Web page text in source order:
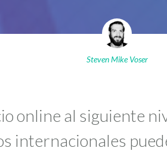
Steven Mike Voser
online al siguiente
internacionales